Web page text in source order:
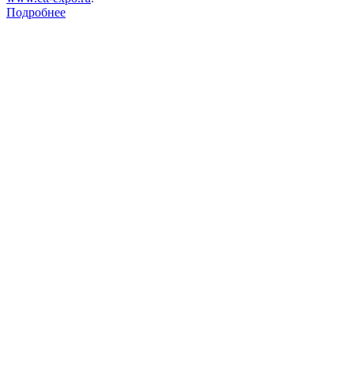
Подробнее